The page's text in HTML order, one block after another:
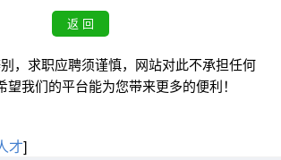
，求职应聘须谨慎，网站对此不承担任何
我们的平台能为您带来更多的便利！
才]